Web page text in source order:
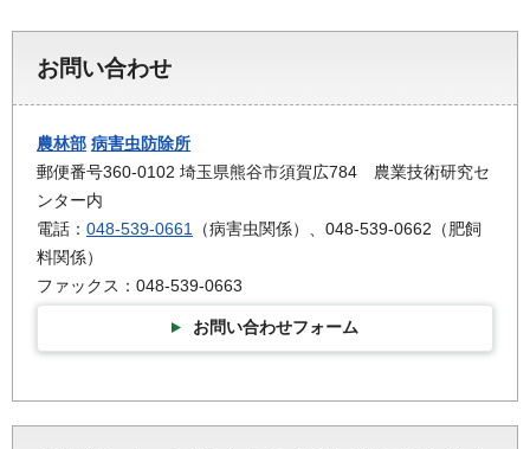
お問い合わせ
農林部 病害虫防除所
郵便番号360-0102 埼玉県熊谷市須賀広784 農業技術研究セ
ンター内
電話： 048-539-0661
（病害虫関係）、048-539-0662（肥飼
料関係）
ファックス：048-539-0663
お問い合わせフォーム